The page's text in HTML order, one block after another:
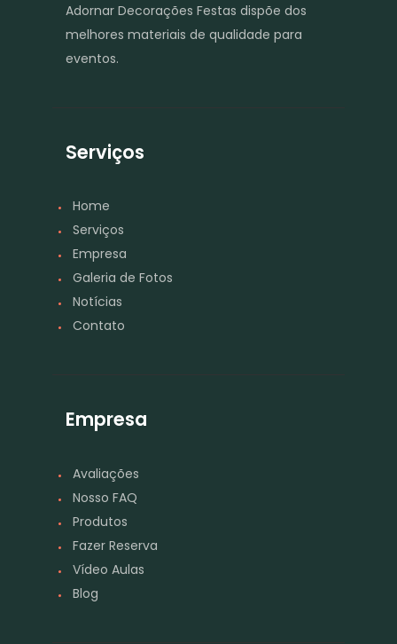
Adornar Decorações Festas dispõe dos
melhores materiais de qualidade para
eventos.
Serviços
Home
Serviços
Empresa
Galeria de Fotos
Notícias
Contato
Empresa
Avaliações
Nosso FAQ
Produtos
Fazer Reserva
Vídeo Aulas
Blog